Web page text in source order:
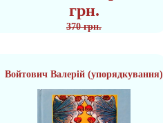
грн.
370 грн.
Войтович Валерій (упорядкування)